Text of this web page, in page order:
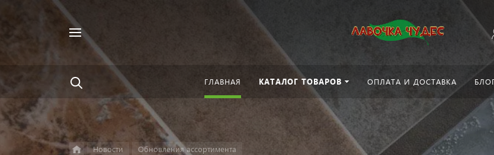
Например,
ГЛАВНАЯ КАТАЛОГ ТОВАРОВ ОПЛАТА И ДОСТАВКА
Новости Обновления ассортимента